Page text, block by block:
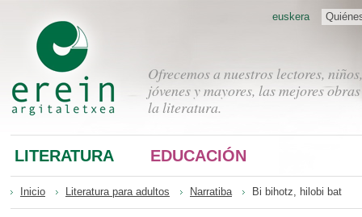
Ofrecemos a nuestros lectores, niños,
jóvenes y mayores, las mejores
la literatura.
euskera
LITERATURA EDUCACIÓN
Inicio Literatura para adultos Narratiba Bi bihotz, hilobi bat